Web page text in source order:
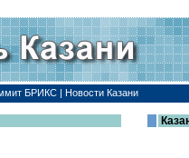
БРИКС | Новости Казани